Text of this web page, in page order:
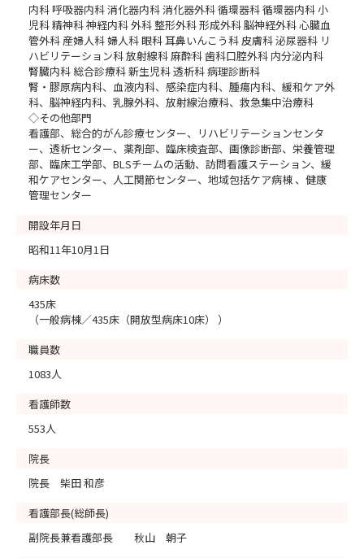
内科 呼吸器内科 消化器内科 消化器外科 循環器科 循環器内科 小
児科 精神科 神経内科 外科 整形外科 形成外科 脳神経外科 心臓血
管外科 産婦人科 婦人科 眼科 耳鼻いんこう科 皮膚科 泌尿器科 リ
ハビリテーション科 放射線科 麻酔科 歯科口腔外科 内分泌内科
腎臓内科 総合診療科 新生児科 透析科 病理診断科
腎・膠原病内科、血液内科、感染症内科、腫瘍内科、緩和ケア外
科、脳神経内科、乳腺外科、放射線治療科、救急集中治療科
◇その他部門
看護部、総合的がん診療センター、リハビリテーションセンタ
ー、透析センター、薬剤部、臨床検査部、画像診断部、栄養管理
部、臨床工学部、BLSチームの活動、訪問看護ステーション、緩
和ケアセンター、人工関節センター、地域包括ケア病棟 、健康
管理センター
開設年月日
昭和11年10月1日
病床数
435床
（一般病棟／435床（開放型病床10床） ）
職員数
1083人
看護師数
553人
院長
院長 柴田 和彦
看護部長(総師長)
副院長兼看護部長 秋山 朝子